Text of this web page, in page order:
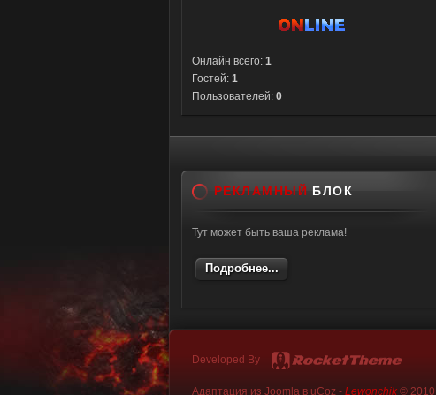
Онлайн всего: 1
Гостей: 1
Пользователей: 0
РЕКЛАМНЫЙ БЛОК
Тут может быть ваша реклама!
Подробнее...
Developed By
Адаптация из Joomla в uCoz - Lewonchik© 2010